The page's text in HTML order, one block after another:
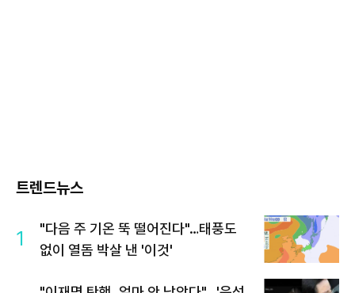
트렌드뉴스
1
"다음 주 기온 뚝 떨어진다"…태풍도
없이 열돔 박살 낸 '이것'